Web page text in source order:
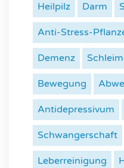
Heilpilz Darm
Anti-Stress-
Demenz Schleim
Bewegung
Antidepressivum
Schwangerschaft
Leberreinigung